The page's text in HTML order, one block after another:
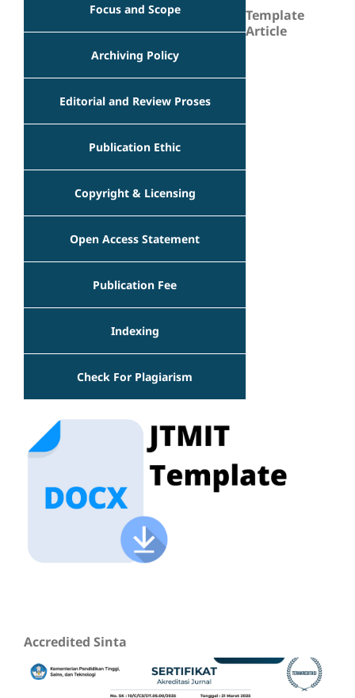
Focus and Scope
Archiving Policy
Editorial and Review Proses
Publication Ethic
Copyright & Licensing
Open Access Statement
Publication Fee
Indexing
Check For Plagiarism
Template
Article
Accredited Sinta